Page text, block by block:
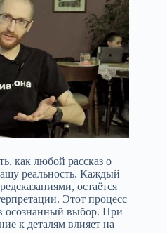
как любой рассказ о
реальность. Каждый
остаётся
Этот процесс
осознанный выбор. При
к деталям влияет на